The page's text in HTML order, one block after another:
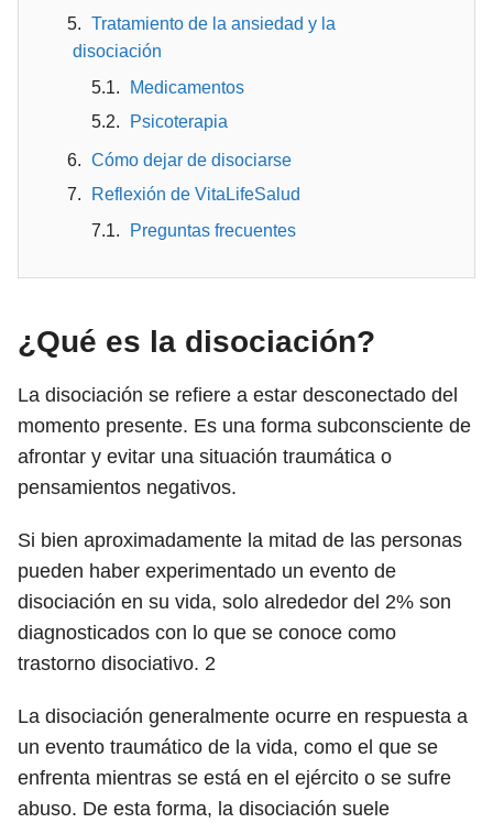
Tratamiento de la ansiedad y la
disociación
Medicamentos
Psicoterapia
Cómo dejar de disociarse
Reflexión de VitaLifeSalud
Preguntas frecuentes
¿Qué es la disociación?
La disociación se refiere a estar desconectado del
momento presente. Es una forma subconsciente de
afrontar y evitar una situación traumática o
pensamientos negativos.
Si bien aproximadamente la mitad de las personas
pueden haber experimentado un evento de
disociación en su vida, solo alrededor del 2% son
diagnosticados con lo que se conoce como
trastorno disociativo. 2
La disociación generalmente ocurre en respuesta a
un evento traumático de la vida, como el que se
enfrenta mientras se está en el ejército o se sufre
abuso. De esta forma, la disociación suele